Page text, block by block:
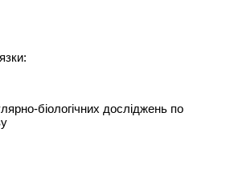
біологічних досліджень по